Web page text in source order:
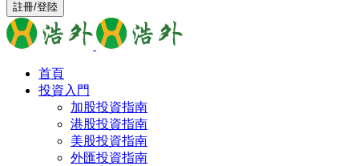
註冊/登陸
首頁
投資入門
加股投資指南
港股投資指南
美股投資指南
外匯投資指南